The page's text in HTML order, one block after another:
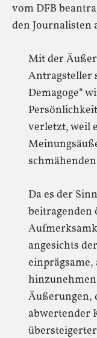
vom DFB
den Journalisten
Mit der
Antragsteller
Demagoge“
verletzt, weil
Da es der
beitragenden
angesichts
Äußerungen,
abwertender